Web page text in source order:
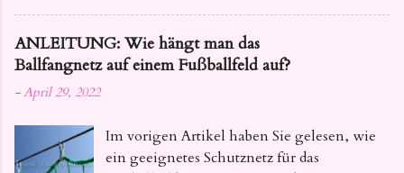
zu den konkreten Installationsschritten,
damit Ihre Netze fest und zuverlässig sind.
ANLEITUNG: Wie hängt man das
Ballfangnetz auf einem Fußballfeld auf?
-April 29, 2022
Im vorigen Artikel haben Sie gelesen, wie
ein geeignetes Schutznetz für das